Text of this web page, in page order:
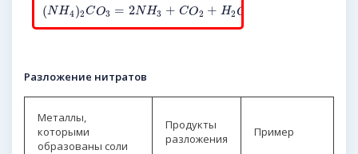
(NH4)2CO3 = 2NH3 + CO2 + H2O
Разложение нитратов
Металлы,
которыми
образованы соли
Продукты
разложения
Пример